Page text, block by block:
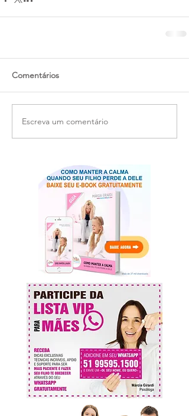
Comentários
Escreva um comentário